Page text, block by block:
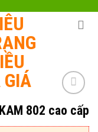
Add to
802 cao cấp